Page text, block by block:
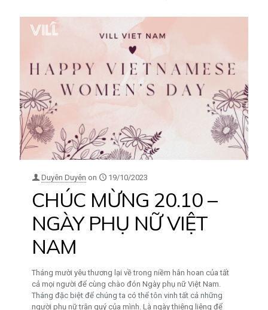
Duyên Duyên on 19/10/2023
CHÚC MỪNG 20.10 –
NGÀY PHỤ NỮ VIỆT
NAM
Tháng mười yêu thương lại về trong niềm hân hoan của tất
cả mọi người để cùng chào đón Ngày phụ nữ Việt Nam.
Tháng đặc biệt để chúng ta có thể tôn vinh tất cả những
người phụ nữ trân quý của mình. Là ngày thiêng liêng để